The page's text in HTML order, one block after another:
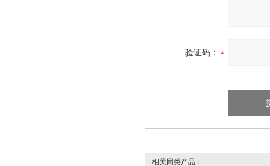
验证码：
相关同类产品：